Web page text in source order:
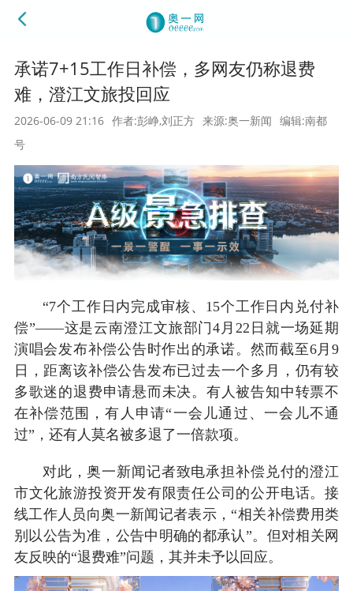
承诺7+15工作日补偿，多网友仍称退费
难，澄江文旅投回应
2026-06-09 21:16 作者:彭峥,刘正方 来源:奥一新闻 编辑:南都
号
“7个工作日内完成审核、15个工作日内兑付补
偿”——这是云南澄江文旅部门4月22日就一场延期
演唱会发布补偿公告时作出的承诺。然而截至6月9
日，距离该补偿公告发布已过去一个多月，仍有较
多歌迷的退费申请悬而未决。有人被告知中转票不
在补偿范围，有人申请“一会儿通过、一会儿不通
过”，还有人莫名被多退了一倍款项。
对此，奥一新闻记者致电承担补偿兑付的澄江
市文化旅游投资开发有限责任公司的公开电话。接
线工作人员向奥一新闻记者表示，“相关补偿费用类
别以公告为准，公告中明确的都承认”。但对相关网
友反映的“退费难”问题，其并未予以回应。